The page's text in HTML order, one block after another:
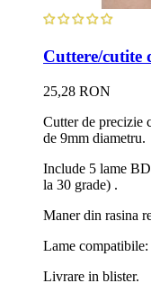
Cuttere/cutite
25,28 RON
Cutter de precizie
de 9mm diametru.
Include 5 lame
la 30 grade) .
Maner din rasina
Lame
Livrare in blister.